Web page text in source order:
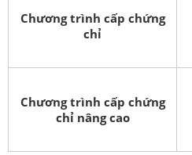
Chương trình cấp chứng
chỉ
Chương trình cấp chứng
chỉ nâng cao